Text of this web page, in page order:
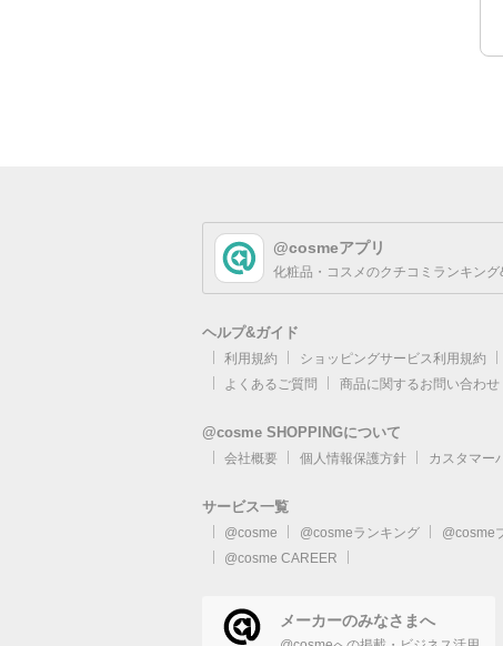
@cosmeアプリ
化粧品・コスメのクチコミランキング
ヘルプ&ガイド
利用規約 ショッピングサービス利用規約
よくあるご質問
商品に関するお問い合わせ
@cosme SHOPPINGについて
会社概要 個人情報保護方針 カスタマー
サービス一覧
@cosme @cosmeランキング @cosme
@cosme CAREER
メーカーのみなさまへ